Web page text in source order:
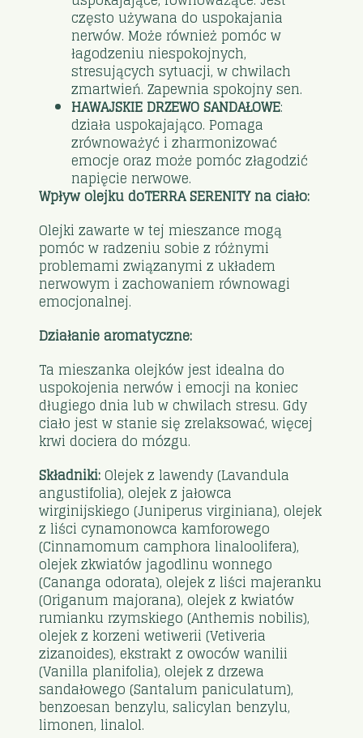
często używana do uspokajania
nerwów. Może również pomóc w
łagodzeniu niespokojnych,
stresujących sytuacji, w chwilach
zmartwień. Zapewnia spokojny sen.
HAWAJSKIE DRZEWO SANDAŁOWE:
działa uspokajająco. Pomaga
zrównoważyć i zharmonizować
emocje oraz może pomóc złagodzić
napięcie nerwowe.
Wpływ olejku doTERRA SERENITY na ciało:
Olejki zawarte w tej mieszance mogą
pomóc w radzeniu sobie z różnymi
problemami związanymi z układem
nerwowym i zachowaniem równowagi
emocjonalnej.
Działanie aromatyczne:
Ta mieszanka olejków jest idealna do
uspokojenia nerwów i emocji na koniec
długiego dnia lub w chwilach stresu. Gdy
ciało jest w stanie się zrelaksować, więcej
krwi dociera do mózgu.
Składniki:Olejek z lawendy (Lavandula
angustifolia), olejek z jałowca
wirginijskiego (Juniperus virginiana), olejek
z liści cynamonowca kamforowego
(Cinnamomum camphora linaloolifera),
olejek zkwiatów jagodlinu wonnego
(Cananga odorata), olejek z liści majeranku
(Origanum majorana), olejek z kwiatów
rumianku rzymskiego (Anthemis nobilis),
olejek z korzeni wetiwerii (Vetiveria
zizanoides), ekstrakt z owoców wanilii
(Vanilla planifolia), olejek z drzewa
sandałowego (Santalum paniculatum),
benzoesan benzylu, salicylan benzylu,
limonen, linalol.